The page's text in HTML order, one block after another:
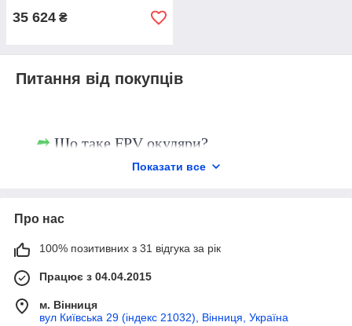
заявки. І якнайшвидше відправляють товар
зручним для клієнта способом у будь-який
днів на тиждень з 8.00 до 20.00.завжди
нададуть профільну консультацію та
відповіді на запитання клієнтів.
В асортименті нашого магазину –
оригінальні аксесуари всесвітньо відомих
брендів, а також китайських виробників, які
найрізноманітніших моделей дронів.
35 624 ₴
Питання від покупців
Що таке FPV окуляри?
Як налаштувати FPV окуляри перед
Як підтримувати FPV окуляри в
Які інші аксесуари можуть
підвищити ефективність FPV
окулярів?
Показати все
Про нас
100% позитивних з 31 відгука за рік
Працює з 04.04.2015
м. Вінниця
вул Київська 29 (індекс 21032), Вінниця, Україна